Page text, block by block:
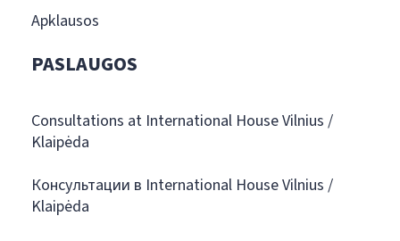
Apklausos
PASLAUGOS
Consultations at International House Vilnius /
Klaipėda
Консультации в International House Vilnius /
Klaipėda